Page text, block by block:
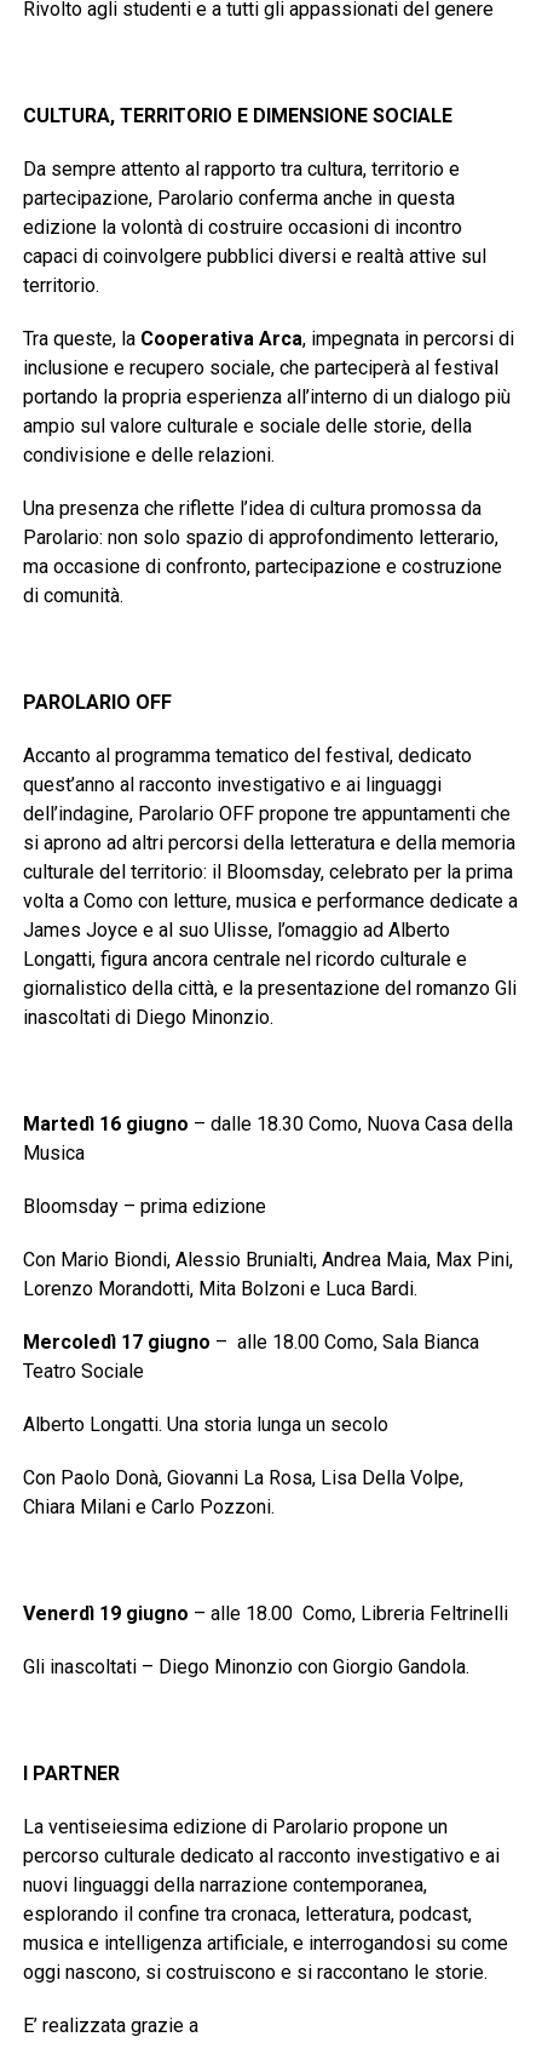
Rivolto agli studenti e a tutti gli appassionati del genere
CULTURA, TERRITORIO E DIMENSIONE SOCIALE
Da sempre attento al rapporto tra cultura, territorio e
partecipazione, Parolario conferma anche in questa
edizione la volontà di costruire occasioni di incontro
capaci di coinvolgere pubblici diversi e realtà attive sul
territorio.
Tra queste, la Cooperativa Arca, impegnata in percorsi di
inclusione e recupero sociale, che parteciperà al festival
portando la propria esperienza all’interno di un dialogo più
ampio sul valore culturale e sociale delle storie, della
condivisione e delle relazioni.
Una presenza che riflette l’idea di cultura promossa da
Parolario: non solo spazio di approfondimento letterario,
ma occasione di confronto, partecipazione e costruzione
di comunità.
PAROLARIO OFF
Accanto al programma tematico del festival, dedicato
quest’anno al racconto investigativo e ai linguaggi
dell’indagine, Parolario OFF propone tre appuntamenti che
si aprono ad altri percorsi della letteratura e della memoria
culturale del territorio: il Bloomsday, celebrato per la prima
volta a Como con letture, musica e performance dedicate a
James Joyce e al suo Ulisse, l’omaggio ad Alberto
Longatti, figura ancora centrale nel ricordo culturale e
giornalistico della città, e la presentazione del romanzo Gli
inascoltati di Diego Minonzio.
Martedì 16 giugno – dalle 18.30 Como, Nuova Casa della
Musica
Bloomsday – prima edizione
Con Mario Biondi, Alessio Brunialti, Andrea Maia, Max Pini,
Lorenzo Morandotti, Mita Bolzoni e Luca Bardi.
Mercoledì 17 giugno – alle 18.00 Como, Sala Bianca
Teatro Sociale
Alberto Longatti. Una storia lunga un secolo
Con Paolo Donà, Giovanni La Rosa, Lisa Della Volpe,
Chiara Milani e Carlo Pozzoni.
Venerdì 19 giugno – alle 18.00 Como, Libreria Feltrinelli
Gli inascoltati – Diego Minonzio con Giorgio Gandola.
I PARTNER
La ventiseiesima edizione di Parolario propone un
percorso culturale dedicato al racconto investigativo e ai
nuovi linguaggi della narrazione contemporanea,
esplorando il confine tra cronaca, letteratura, podcast,
musica e intelligenza artificiale, e interrogandosi su come
oggi nascono, si costruiscono e si raccontano le storie.
E’ realizzata grazie a